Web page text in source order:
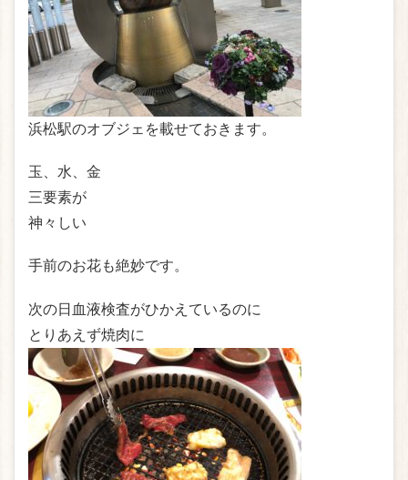
浜松駅のオブジェを載せておきます。
玉、水、金
三要素が
神々しい
手前のお花も絶妙です。
次の日血液検査がひかえているのに
とりあえず焼肉に